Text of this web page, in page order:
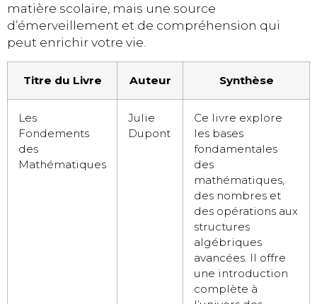
matière scolaire, mais une source
d’émerveillement et de compréhension qui
peut enrichir votre vie.
Titre du Livre Auteur Synthèse
Les
Fondements
des
Mathématiques
Julie
Dupont
Ce livre explore
les bases
fondamentales
des
mathématiques,
des nombres et
des opérations aux
structures
algébriques
avancées. Il offre
une introduction
complète à